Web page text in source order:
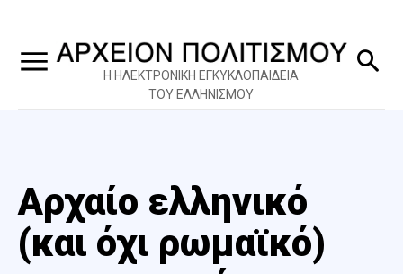
Η ΗΛΕΚΤΡΟΝΙΚΗ ΕΓΚΥΚΛΟΠΑΙΔΕΙΑ
ΤΟΥ ΕΛΛΗΝΙΣΜΟΥ
Αρχαίο ελληνικό
(και όχι ρωμαϊκό)